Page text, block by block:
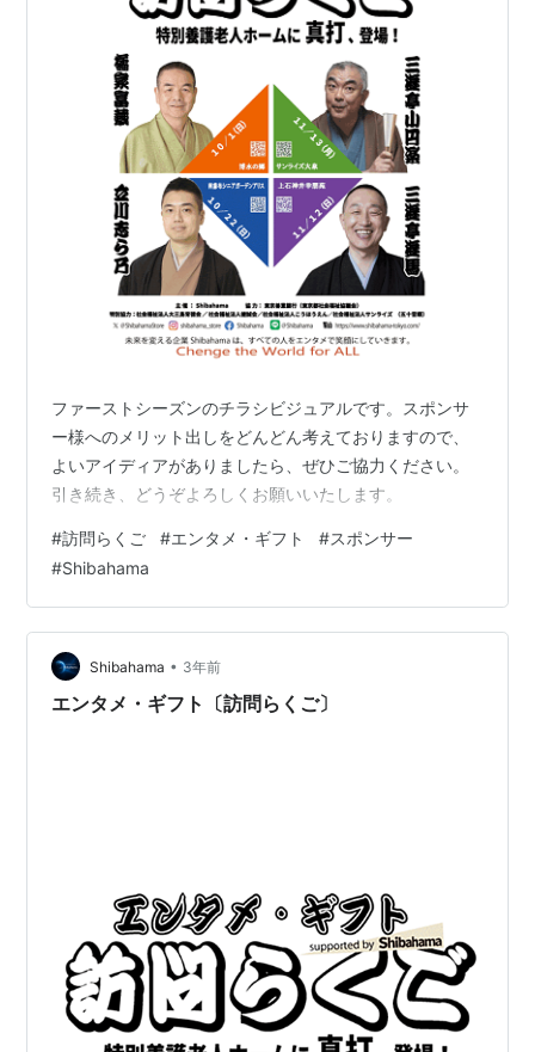
ファーストシーズンのチラシビジュアルです。スポンサ
ー様へのメリット出しをどんどん考えておりますので、
よいアイディアがありましたら、ぜひご協力ください。
引き続き、どうぞよろしくお願いいたします。
#訪問らくご #エンタメ・ギフト #スポンサー
#Shibahama
Shibahama • 3年前
エンタメ・ギフト〔訪問らくご〕